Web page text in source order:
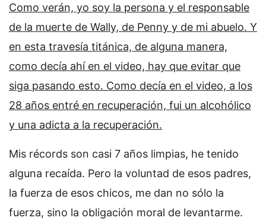
Como verán, yo soy la persona y el responsable
de la muerte de Wally, de Penny y de mi abuelo. Y
en esta travesía titánica, de alguna manera,
como decía ahí en el video, hay que evitar que
siga pasando esto. Como decía en el video, a los
28 años entré en recuperación, fui un alcohólico
y una adicta a la recuperación.
Mis récords son casi 7 años limpias, he tenido
alguna recaída. Pero la voluntad de esos padres,
la fuerza de esos chicos, me dan no sólo la
fuerza, sino la obligación moral de levantarme.